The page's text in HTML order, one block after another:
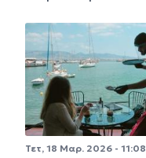
Τετ, 18 Μαρ. 2026 - 11:08